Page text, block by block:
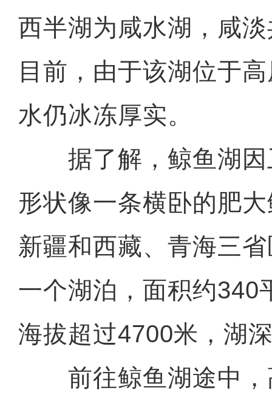
西半湖为咸水湖，咸
目前，由于该湖位于
水仍冰冻厚实。
据了解，鲸鱼湖因
形状像一条横卧的肥
新疆和西藏、青海三
一个湖泊，面积约340
海拔超过4700米，湖
前往鲸鱼湖途中，
新疆巴楚县：百万亩